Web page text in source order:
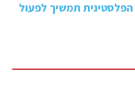
תמשיך לפעול